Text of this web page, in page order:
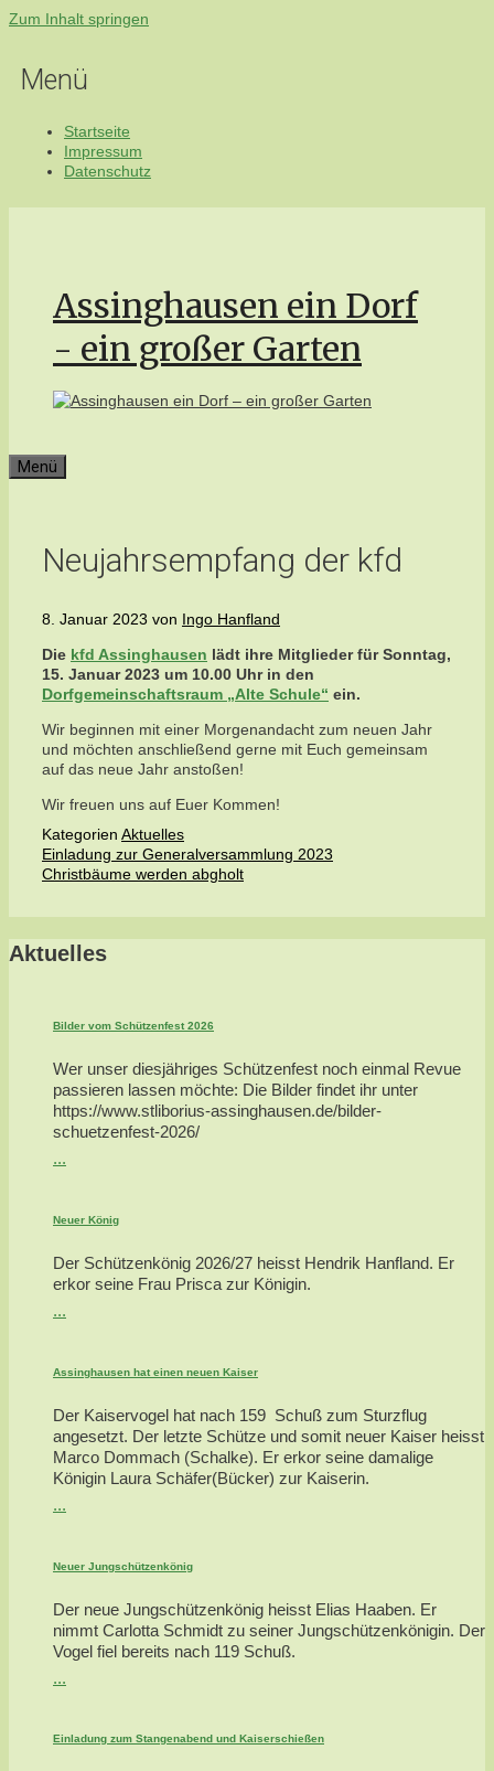
Zum Inhalt springen
Menü
Startseite
Impressum
Datenschutz
Assinghausen ein Dorf
- ein großer Garten
Menü
Neujahrsempfang der kfd
8. Januar 2023 von Ingo Hanfland
Die kfd Assinghausen lädt ihre Mitglieder für Sonntag,
15. Januar 2023 um 10.00 Uhr in den
Dorfgemeinschaftsraum „Alte Schule“ ein.
Wir beginnen mit einer Morgenandacht zum neuen Jahr
und möchten anschließend gerne mit Euch gemeinsam
auf das neue Jahr anstoßen!
Wir freuen uns auf Euer Kommen!
Kategorien Aktuelles
Einladung zur Generalversammlung 2023
Christbäume werden abgholt
Aktuelles
Bilder vom Schützenfest 2026
Wer unser diesjähriges Schützenfest noch einmal Revue
passieren lassen möchte: Die Bilder findet ihr unter
https://www.stliborius-assinghausen.de/bilder-
schuetzenfest-2026/
...
Neuer König
Der Schützenkönig 2026/27 heisst Hendrik Hanfland. Er
erkor seine Frau Prisca zur Königin.
...
Assinghausen hat einen neuen Kaiser
Der Kaiservogel hat nach 159 Schuß zum Sturzflug
angesetzt. Der letzte Schütze und somit neuer Kaiser heisst
Marco Dommach (Schalke). Er erkor seine damalige
Königin Laura Schäfer(Bücker) zur Kaiserin.
...
Neuer Jungschützenkönig
Der neue Jungschützenkönig heisst Elias Haaben. Er
nimmt Carlotta Schmidt zu seiner Jungschützenkönigin. Der
Vogel fiel bereits nach 119 Schuß.
...
Einladung zum Stangenabend und Kaiserschießen